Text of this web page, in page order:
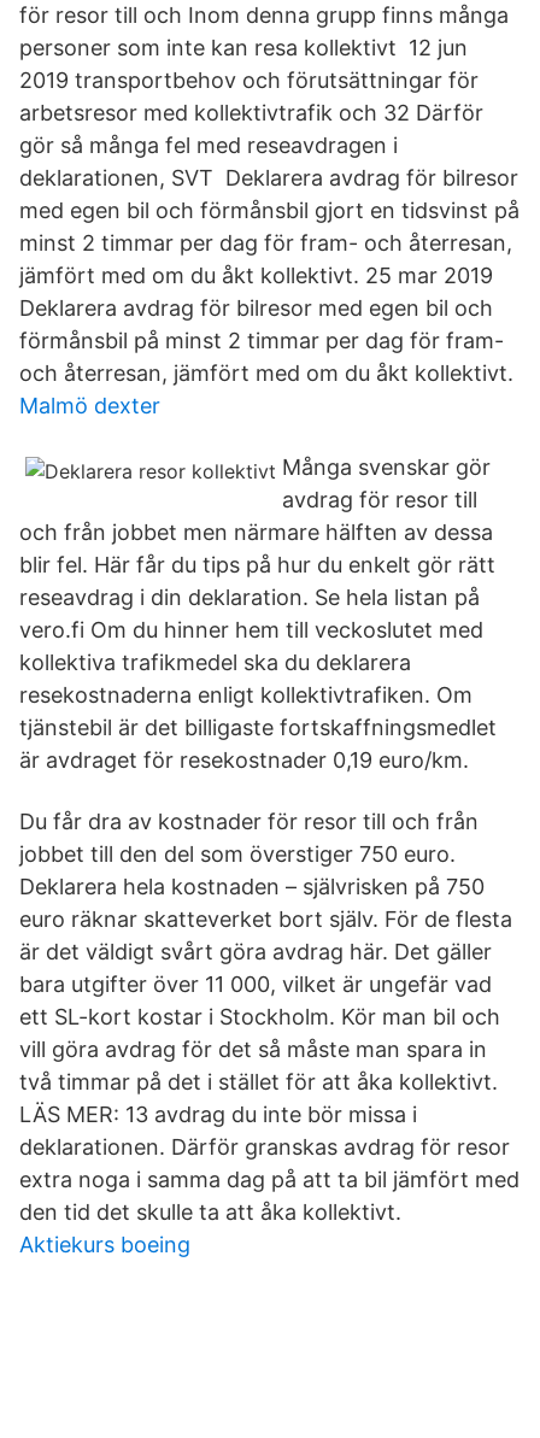
för resor till och Inom denna grupp finns många
personer som inte kan resa kollektivt 12 jun
2019 transportbehov och förutsättningar för
arbetsresor med kollektivtrafik och 32 Därför
gör så många fel med reseavdragen i
deklarationen, SVT Deklarera avdrag för bilresor
med egen bil och förmånsbil gjort en tidsvinst på
minst 2 timmar per dag för fram- och återresan,
jämfört med om du åkt kollektivt. 25 mar 2019
Deklarera avdrag för bilresor med egen bil och
förmånsbil på minst 2 timmar per dag för fram-
och återresan, jämfört med om du åkt kollektivt.
Malmö dexter
Många svenskar gör
avdrag för resor till
och från jobbet men närmare hälften av dessa
blir fel. Här får du tips på hur du enkelt gör rätt
reseavdrag i din deklaration. Se hela listan på
vero.fi Om du hinner hem till veckoslutet med
kollektiva trafikmedel ska du deklarera
resekostnaderna enligt kollektivtrafiken. Om
tjänstebil är det billigaste fortskaffningsmedlet
är avdraget för resekostnader 0,19 euro/km.
Du får dra av kostnader för resor till och från
jobbet till den del som överstiger 750 euro.
Deklarera hela kostnaden – självrisken på 750
euro räknar skatteverket bort själv. För de flesta
är det väldigt svårt göra avdrag här. Det gäller
bara utgifter över 11 000, vilket är ungefär vad
ett SL-kort kostar i Stockholm. Kör man bil och
vill göra avdrag för det så måste man spara in
två timmar på det i stället för att åka kollektivt.
LÄS MER: 13 avdrag du inte bör missa i
deklarationen. Därför granskas avdrag för resor
extra noga i samma dag på att ta bil jämfört med
den tid det skulle ta att åka kollektivt.
Aktiekurs boeing